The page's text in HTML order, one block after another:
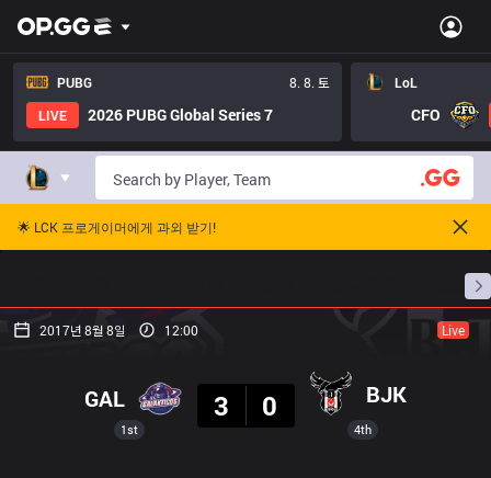
PUBG
8. 8. 토
LIVE
2026 PUBG Global Series 7
LoL
CFO
🌟 LCK 프로게이머에게 과외 받기!
프로빌
2017년 8월 8일 12:00 Live
1st
GAL
3
0 BJK
4th